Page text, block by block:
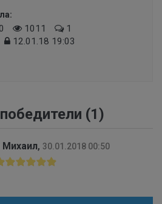
1011
1
12.01.18 19:03
(1)
Михаил, 30.01.2018 00:50